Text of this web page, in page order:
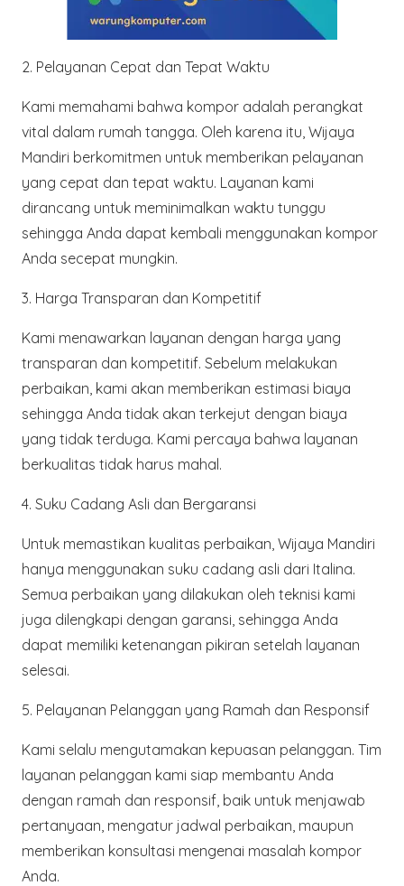
2. Pelayanan Cepat dan Tepat Waktu
Kami memahami bahwa kompor adalah perangkat
vital dalam rumah tangga. Oleh karena itu, Wijaya
Mandiri berkomitmen untuk memberikan pelayanan
yang cepat dan tepat waktu. Layanan kami
dirancang untuk meminimalkan waktu tunggu
sehingga Anda dapat kembali menggunakan kompor
Anda secepat mungkin.
3. Harga Transparan dan Kompetitif
Kami menawarkan layanan dengan harga yang
transparan dan kompetitif. Sebelum melakukan
perbaikan, kami akan memberikan estimasi biaya
sehingga Anda tidak akan terkejut dengan biaya
yang tidak terduga. Kami percaya bahwa layanan
berkualitas tidak harus mahal.
4. Suku Cadang Asli dan Bergaransi
Untuk memastikan kualitas perbaikan, Wijaya Mandiri
hanya menggunakan suku cadang asli dari Italina.
Semua perbaikan yang dilakukan oleh teknisi kami
juga dilengkapi dengan garansi, sehingga Anda
dapat memiliki ketenangan pikiran setelah layanan
selesai.
5. Pelayanan Pelanggan yang Ramah dan Responsif
Kami selalu mengutamakan kepuasan pelanggan. Tim
layanan pelanggan kami siap membantu Anda
dengan ramah dan responsif, baik untuk menjawab
pertanyaan, mengatur jadwal perbaikan, maupun
memberikan konsultasi mengenai masalah kompor
Anda.